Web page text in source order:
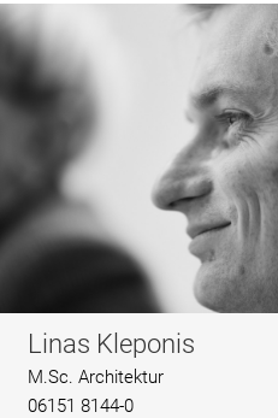
Linas Kleponis
M.Sc. Architektur
06151 8144-0